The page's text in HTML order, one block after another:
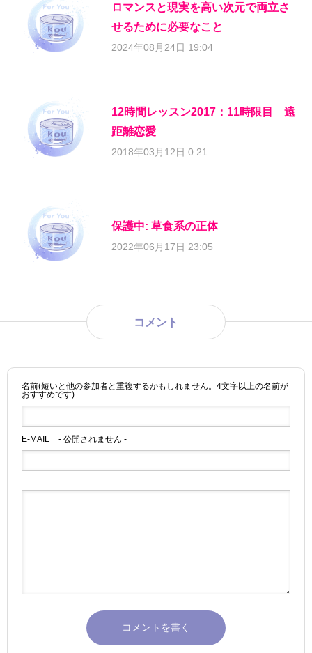
ロマンスと現実を高い次元で両立さ
せるために必要なこと
2024年08月24日 19:04
12時間レッスン2017：11時限目 遠
距離恋愛
2018年03月12日 0:21
保護中: 草食系の正体
2022年06月17日 23:05
コメント
名前(短いと他の参加者と重複するかもしれません。4文字以上の名前が
おすすめです)
E-MAIL - 公開されません -